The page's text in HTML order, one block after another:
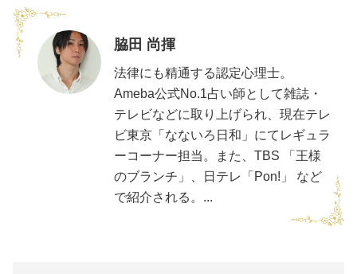
脇田 尚揮
法律にも精通する認定心理士。
Ameba公式No.1占い師として雑誌・
テレビなどに取り上げられ、現在テレ
ビ東京「なないろ日和」にてレギュラ
ーコーナー担当。また、TBS 「王様
のブランチ」、日テレ「Pon!」 など
で紹介される。...